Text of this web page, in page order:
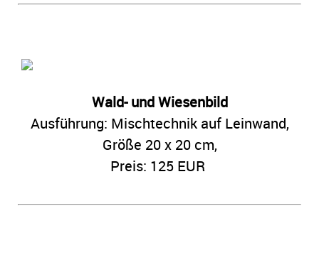
Wald- und Wiesenbild
Ausführung: Mischtechnik auf Leinwand,
Größe 20 x 20 cm,
Preis: 125 EUR